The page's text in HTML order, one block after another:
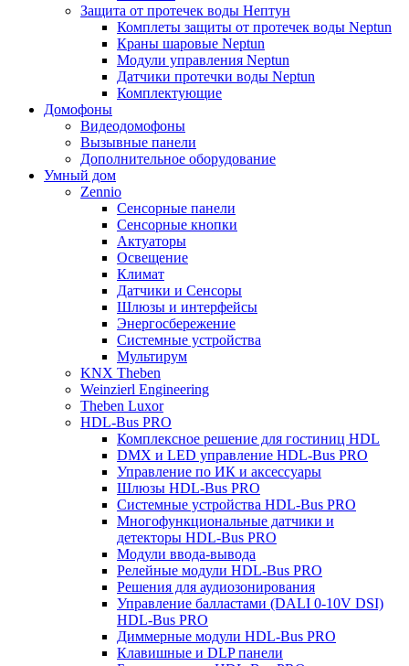
Защита от протечек воды Нептун
Комплеты защиты от протечек воды Neptun
Краны шаровые Neptun
Модули управления Neptun
Датчики протечки воды Neptun
Комплектующие
Домофоны
Видеодомофоны
Вызывные панели
Дополнительное оборудование
Умный дом
Zennio
Сенсорные панели
Сенсорные кнопки
Актуаторы
Освещение
Климат
Датчики и Сенсоры
Шлюзы и интерфейсы
Энергосбережение
Системные устройства
Мультирум
KNX Theben
Weinzierl Engineering
Theben Luxor
HDL-Bus PRO
Комплексное решение для гостиниц HDL
DMX и LED управление HDL-Bus PRO
Управление по ИК и аксессуары
Шлюзы HDL-Bus PRO
Системные устройства HDL-Bus PRO
Многофункциональные датчики и
детекторы HDL-Bus PRO
Модули ввода-вывода
Релейные модули HDL-Bus PRO
Решения для аудиозонирования
Управление балластами (DALI 0-10V DSI)
HDL-Bus PRO
Диммерные модули HDL-Bus PRO
Клавишные и DLP панели